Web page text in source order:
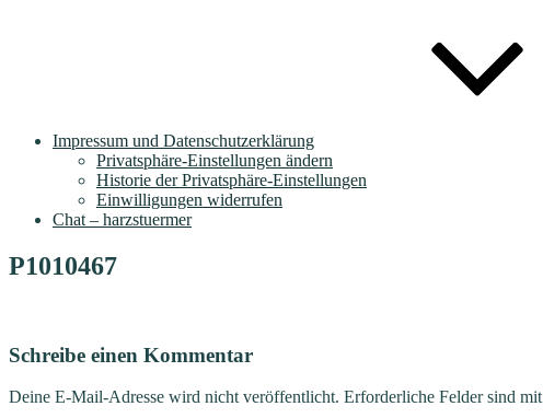
Impressum und Datenschutzerklärung
Privatsphäre-Einstellungen ändern
Historie der Privatsphäre-Einstellungen
Einwilligungen widerrufen
Chat – harzstuermer
P1010467
Schreibe einen Kommentar
Deine E-Mail-Adresse wird nicht veröffentlicht. Erforderliche Felder sind mit